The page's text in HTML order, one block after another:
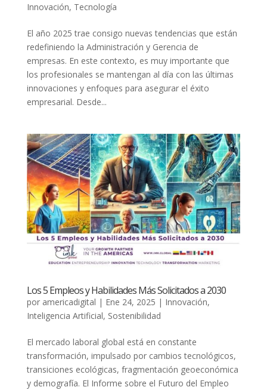
Innovación, Tecnología
El año 2025 trae consigo nuevas tendencias que están
redefiniendo la Administración y Gerencia de
empresas. En este contexto, es muy importante que
los profesionales se mantengan al día con las últimas
innovaciones y enfoques para asegurar el éxito
empresarial. Desde...
Los 5 Empleos y Habilidades Más Solicitados a 2030
por americadigital | Ene 24, 2025 | Innovación,
Inteligencia Artificial, Sostenibilidad
El mercado laboral global está en constante
transformación, impulsado por cambios tecnológicos,
transiciones ecológicas, fragmentación geoeconómica
y demografía. El Informe sobre el Futuro del Empleo